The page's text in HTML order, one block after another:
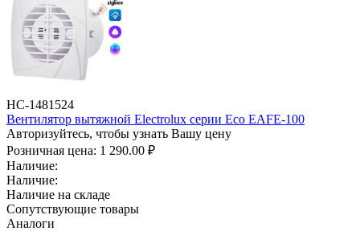
НС-1481524
Вентилятор вытяжной Electrolux серии Eco EAFE-100
Авторизуйтесь, чтобы узнать Вашу цену
Розничная цена: 1 290.00 ₽
Наличие:
Наличие:
Наличие на складе
Сопутствующие товары
Аналоги